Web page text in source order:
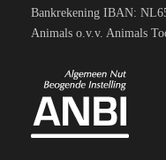
Bankrekening IBAN:
Animals o.v.v. Animals